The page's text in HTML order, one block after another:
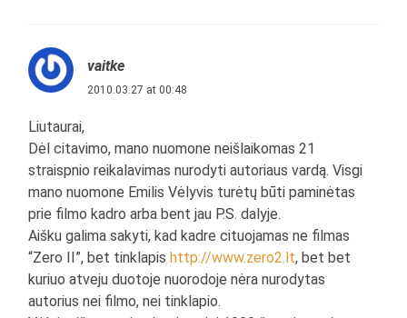
vaitke
2010.03.27 at 00:48
Liutaurai,
Dėl citavimo, mano nuomone neišlaikomas 21
straispnio reikalavimas nurodyti autoriaus vardą. Visgi
mano nuomone Emilis Vėlyvis turėtų būti paminėtas
prie filmo kadro arba bent jau P.S. dalyje.
Aišku galima sakyti, kad kadre cituojamas ne filmas
“Zero II”, bet tinklapishttp://www.zero2.lt, bet bet
kuriuo atveju duotoje nuorodoje nėra nurodytas
autorius nei filmo, nei tinklapio.